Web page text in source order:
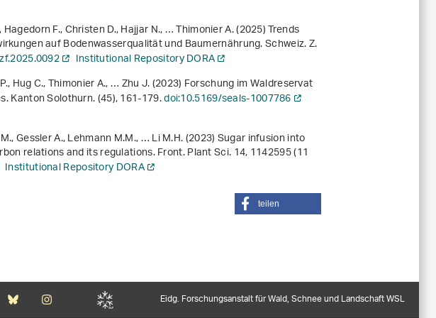
F., Christen D., Hajjar N., … Thimonier A. (2025) Trends
auf Bodenwasserqualität und Baumernährung. Schweiz. Z.
Institutional Repository DORA
Hug C., Thimonier A., … Zhu J. (2023) Forschung im Waldreservat
Kanton Solothurn. (45), 161-179.doi:10.5169/seals-1007786
Gessler A., Lehmann M.M., … Li M.H. (2023) Sugar infusion into
relations and its regulations. Front. Plant Sci.14, 1142595 (11
Institutional Repository DORA
teilen
Eidg. Forschungsanstalt für Wald, Schnee und Landschaft WSL